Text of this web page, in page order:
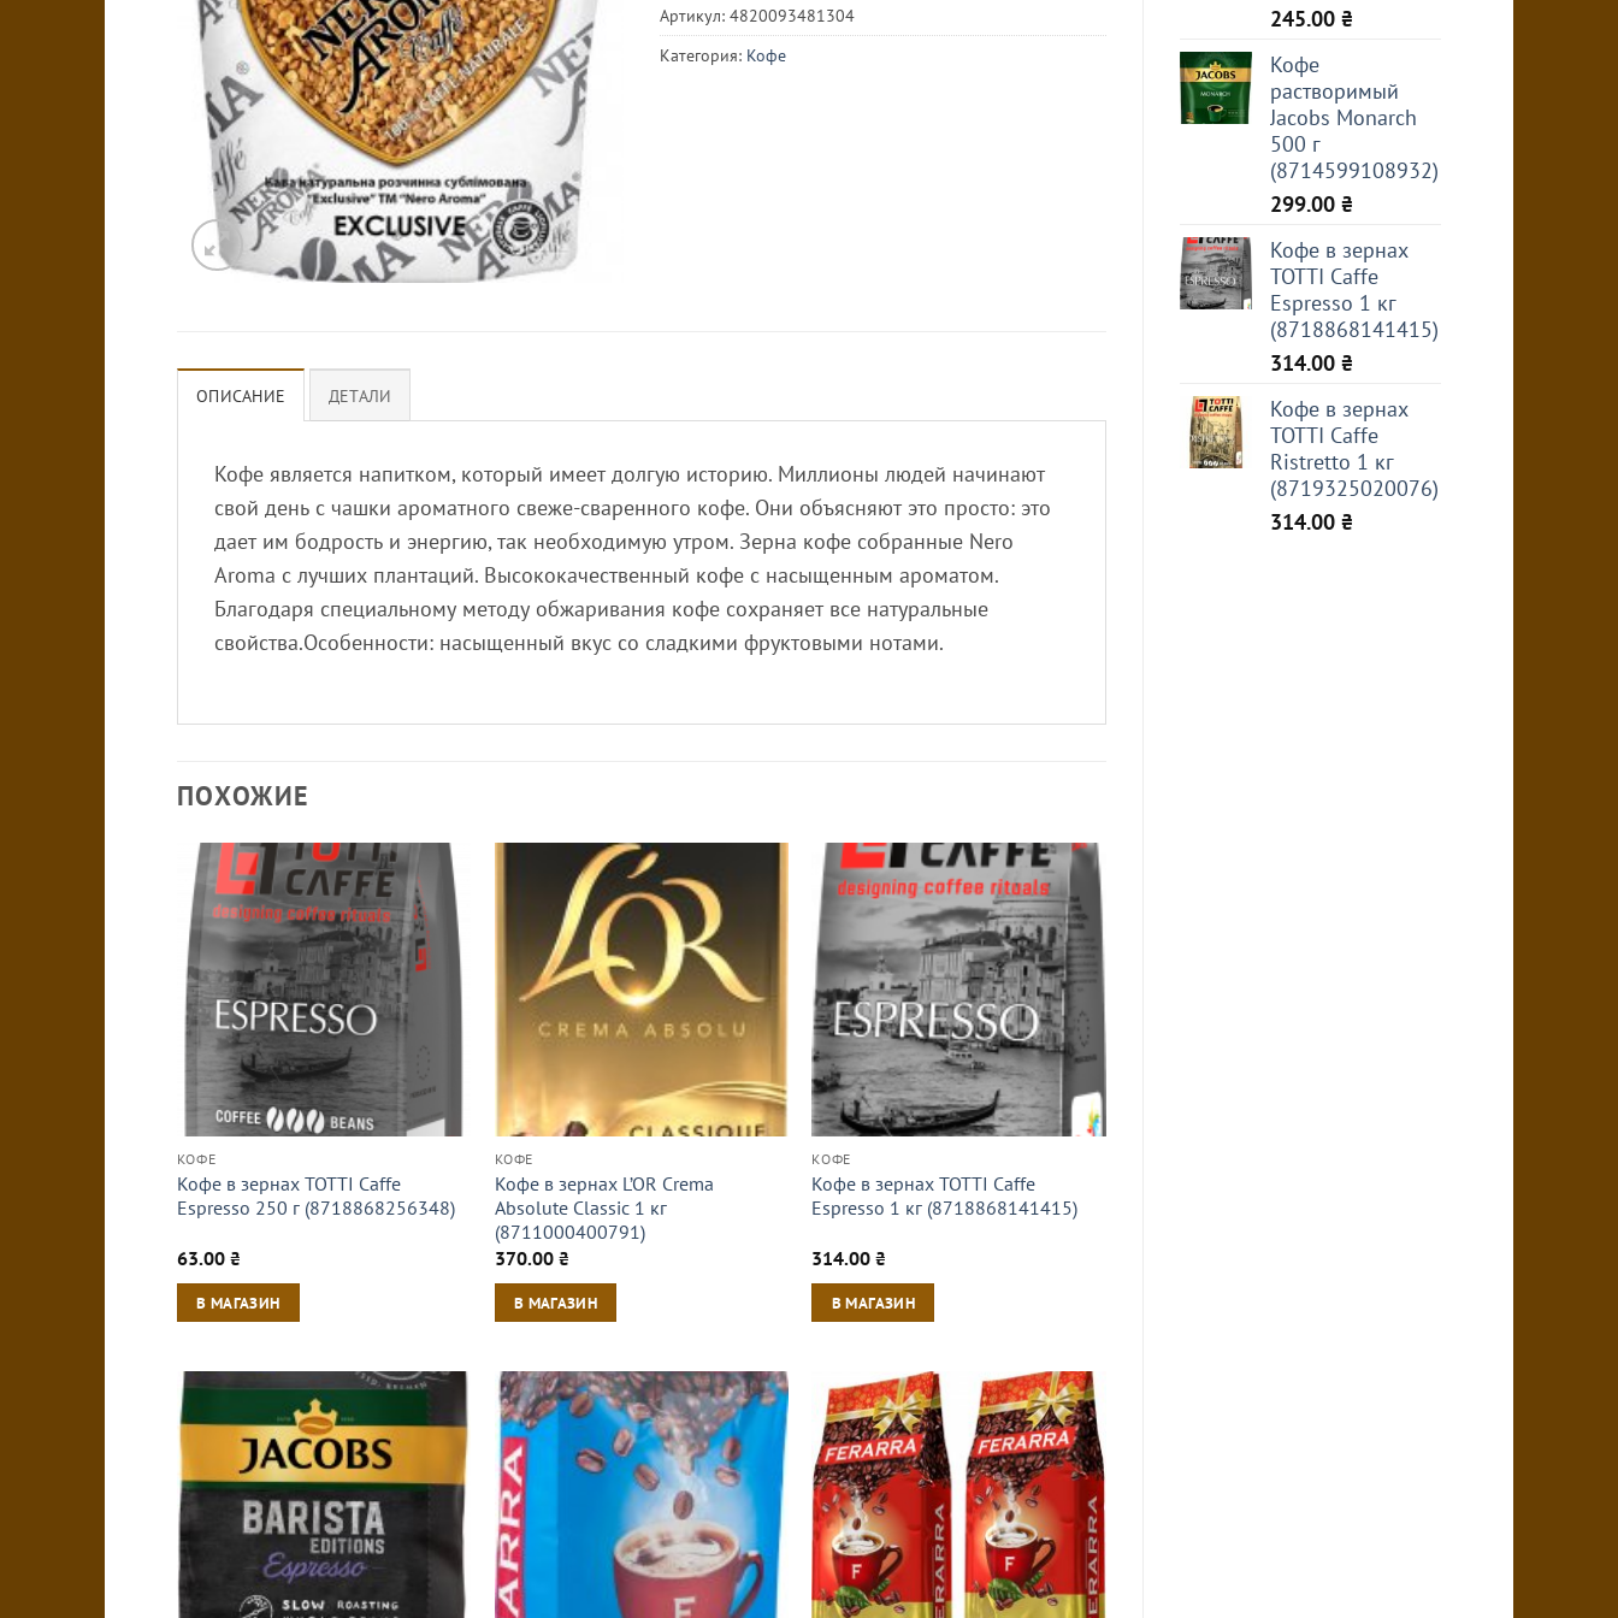
245.00 ₴
Кофе
растворимый
Jacobs Monarch
500 г
(8714599108932)
299.00 ₴
Кофе в зернах
TOTTI Caffe
Espresso 1 кг
(8718868141415)
314.00 ₴
Кофе в зернах
TOTTI Caffe
Ristretto 1 кг
(8719325020076)
314.00 ₴
Артикул: 4820093481304
Категория: Кофе
ОПИСАНИЕ ДЕТАЛИ
Кофе является напитком, который имеет долгую историю. Миллионы людей начинают
свой день с чашки ароматного свеже-сваренного кофе. Они объясняют это просто: это
дает им бодрость и энергию, так необходимую утром. Зерна кофе собранные Nero
Aroma с лучших плантаций. Высококачественный кофе с насыщенным ароматом.
Благодаря специальному методу обжаривания кофе сохраняет все натуральные
свойства.Особенности: насыщенный вкус со сладкими фруктовыми нотами.
ПОХОЖИЕ
КОФЕ
Кофе в зернах TOTTI Caffe
Espresso 250 г (8718868256348)
63.00 ₴
В МАГАЗИН
КОФЕ
Кофе в зернах L’OR Crema
Absolute Classic 1 кг
(8711000400791)
370.00 ₴
В МАГАЗИН
КОФЕ
Кофе в зернах TOTTI Caffe
Espresso 1 кг (8718868141415)
314.00₴
В МАГАЗИН